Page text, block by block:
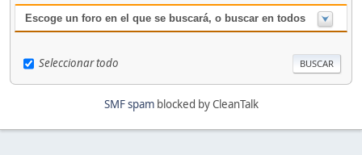
Escoge un foro en el que se buscará, o buscar en todos
Seleccionar todo
SMF spamblocked by CleanTalk